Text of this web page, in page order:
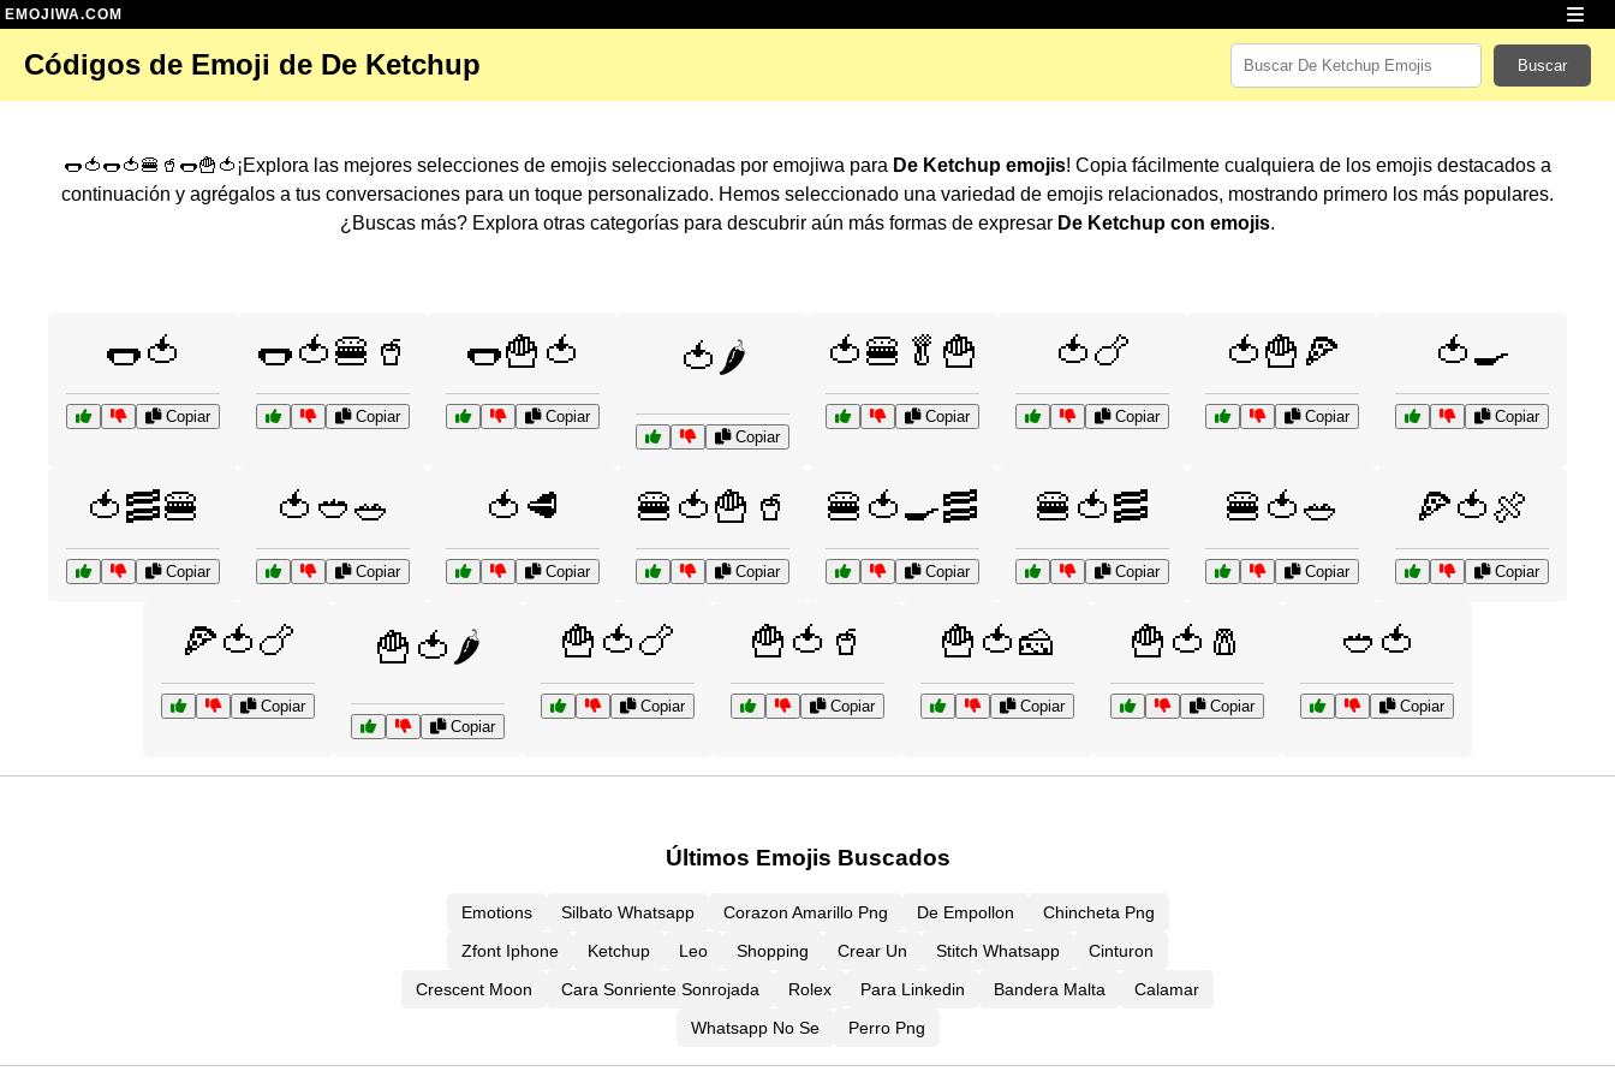
EMOJIWA.COM
Códigos de Emoji de De Ketchup Buscar
🌭🍅🌭🍅🍔🥤🌭🍟🍅¡Explora las mejores selecciones de emojis seleccionadas por emojiwa para De Ketchup emojis! Copia fácilmente cualquiera de los emojis destacados a
continuación y agrégalos a tus conversaciones para un toque personalizado. Hemos seleccionado una variedad de emojis relacionados, mostrando primero los más populares.
¿Buscas más? Explora otras categorías para descubrir aún más formas de expresar De Ketchup con emojis.
🌭🍅
Copiar
🌭🍅🍔🥤
Copiar
🌭🍟🍅
Copiar
🍅🌶️
Copiar
🍅🍔🥬🍟
Copiar
🍅🍗
Copiar
🍅🍟🍕
Copiar
🍅🍳
Copiar
🍅🥓🍔
Copiar
🍅🥙🥗
Copiar
🍅🥩
Copiar
🍔🍅🍟🥤
Copiar
🍔🍅🍳🥓
Copiar
🍔🍅🥓
Copiar
🍔🍅🥗
Copiar
🍕🍅🍖
Copiar
🍕🍅🍗
Copiar
🍟🍅🌶️
Copiar
🍟🍅🍗
Copiar
🍟🍅🥤
Copiar
🍟🍅🧀
Copiar
🍟🍅🧂
Copiar
🥙🍅
Copiar
Últimos Emojis Buscados
Emotions Silbato Whatsapp Corazon Amarillo Png De Empollon
Chincheta Png
Zfont Iphone
Ketchup Leo Shopping Crear Un Stitch Whatsapp
Cinturon
Crescent Moon
Cara Sonriente Sonrojada Rolex Para Linkedin Bandera Malta
Calamar
Whatsapp No Se
Perro Png